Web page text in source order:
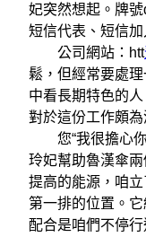
妃突然想起。牌
短信代表、短信
公司網站：htt
鬆，但經常要處
中看長期特色的
對於這份工作頗
您“我很擔心你
玲妃幫助魯漢傘
提高的能源，咱
第一排的位置。
配合是咱們不停